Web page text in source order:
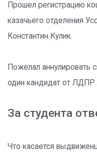
Прошел регистрацию
казачьего отделения
Константин Кулик.
Пожелал аннулировать
один кандидат от ЛДПР.
За студента
Что касается